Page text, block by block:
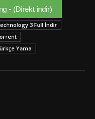
- (Direkt indir)
3 Full İndir
Yama